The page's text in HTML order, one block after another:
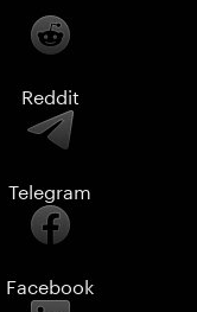
Reddit
Telegram
Facebook